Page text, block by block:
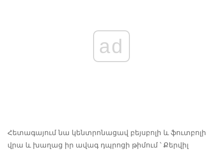
ad
Հետագայում նա կենտրոնացավ բեյսբոլի և ֆուտբոլի
վրա և խաղաց իր ավագ դպրոցի թիմում ՝ Քերվիլ